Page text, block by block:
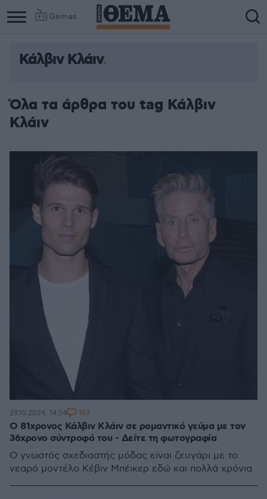
Games
Κάλβιν Κλάιν
Όλα τα άρθρα του tag Κάλβιν
Κλάιν
Ο 81χρονος Κάλβιν Κλάιν σε ρομαντικό γεύμα με τον
36χρονο σύντροφό του - Δείτε τη φωτογραφία
Ο γνωστός σχεδιαστής μόδας είναι ζευγάρι με το
νεαρό μοντέλο Κέβιν Μπέικερ εδώ και πολλά χρόνια
29.10.2024, 14:54 163